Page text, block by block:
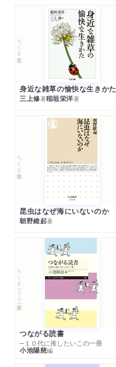
ちくま文庫
身近な雑草の愉快な生きかた
三上修著稲垣栄洋著
ちくま新書
昆虫はなぜ海にいないのか
朝野維起著
ちくまプリマー新書
つながる読書
─１０代に推したいこの一冊
小池陽慈編